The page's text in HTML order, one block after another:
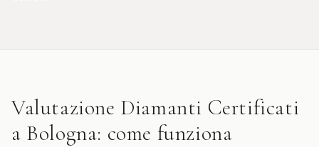
Valutazione Diamanti Certificati
a Bologna: come funziona